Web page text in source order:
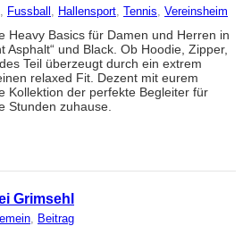
, Fussball , Hallensport, Tennis, Vereinsheim
Heavy Basics für Damen und Herren in
Asphalt“ und Black. Ob Hoodie, Zipper,
Teil überzeugt durch ein extrem
relaxed Fit. Dezent mit eurem
Kollektion der perfekte Begleiter für
Stunden zuhause.
Grimsehl
Beitrag